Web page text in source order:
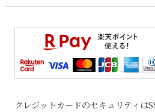
クレジットカードのセキュリティは